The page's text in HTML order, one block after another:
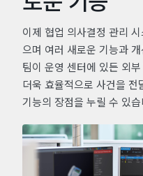
이제 협업 의사결정 관리
으며 여러 새로운 기능과
팀이 운영 센터에 있든 외
더욱 효율적으로 사건을
기능의 장점을 누릴 수 있